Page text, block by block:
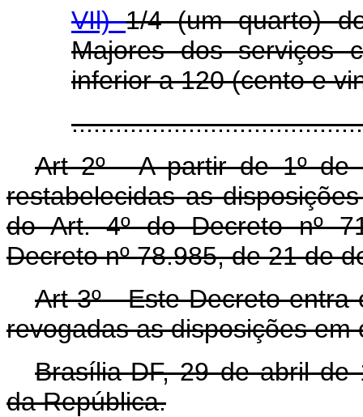
VIl)1/4 (um quarto)
Majores dos serviços
inferior a 120 (cento e
Art 2º - A partir de 1º de
restabelecidas as
do Art. 4º do Decreto nº
Decreto nº 78.985, de 21 de
Art 3º - Este Decreto
revogadas as disposições em
Brasília-DF, 29 de abril de
da República.